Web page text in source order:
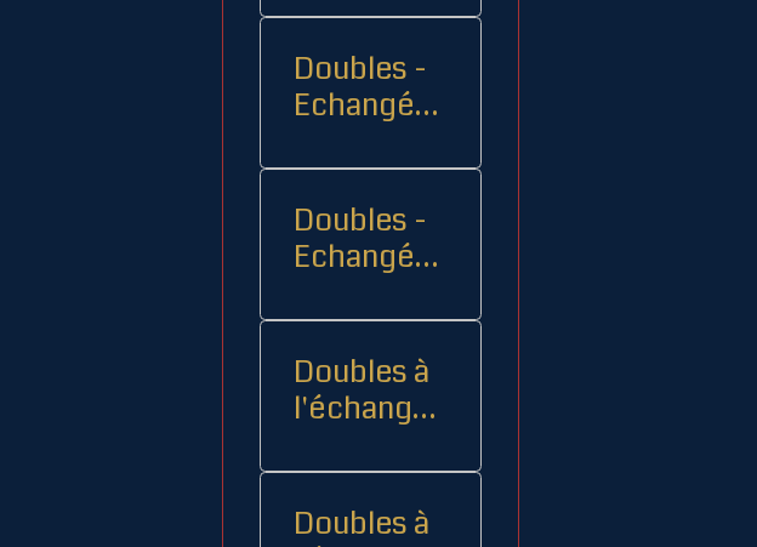
Doubles -
Echangés 1
Doubles -
Echangés
Doubles à
l'échange
Doubles à